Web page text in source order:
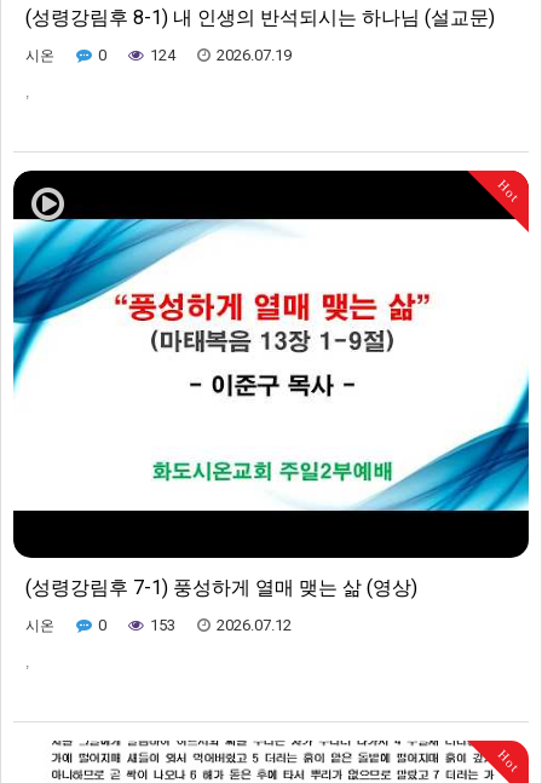
(성령강림후 8-1) 내 인생의 반석되시는 하나님 (설교문)
시온 0 124 2026.07.19
,
Hot
(성령강림후 7-1) 풍성하게 열매 맺는 삶 (영상)
시온 0 153 2026.07.12
,
Hot